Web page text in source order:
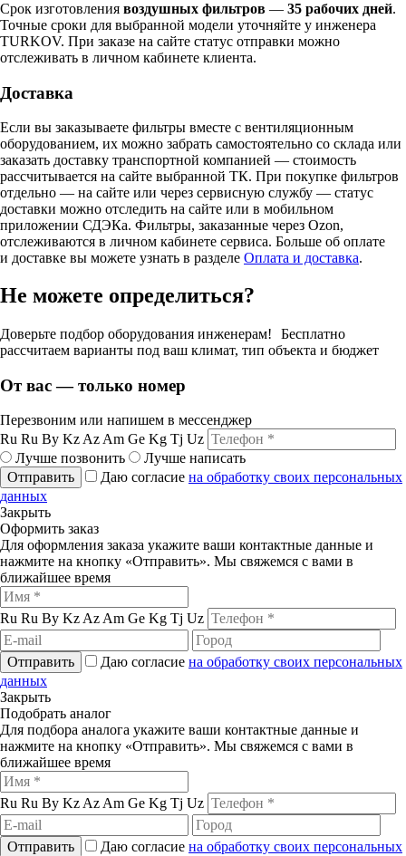
Срок изготовления воздушных фильтров — 35 рабочих дней.
Точные сроки для выбранной модели уточняйте у инженера
TURKOV. При заказе на сайте статус отправки можно
отслеживать в личном кабинете клиента.
Доставка
Если вы заказываете фильтры вместе с вентиляционным
оборудованием, их можно забрать самостоятельно со склада или
заказать доставку транспортной компанией — стоимость
рассчитывается на сайте выбранной ТК. При покупке фильтров
отдельно — на сайте или через сервисную службу — статус
доставки можно отследить на сайте или в мобильном
приложении СДЭКа. Фильтры, заказанные через Ozon,
отслеживаются в личном кабинете сервиса. Больше об оплате
и доставке вы можете узнать в разделе Оплата и доставка.
Не можете определиться?
Доверьте подбор оборудования инженерам! Бесплатно
рассчитаем варианты под ваш климат, тип объекта и бюджет
От вас — только номер
Перезвоним или напишем в мессенджер
Ru Ru By Kz Az Am Ge Kg Tj Uz
Лучше позвонить
Лучше написать
Отправить
Даю согласие на обработку своих персональных
данных
Закрыть
Оформить заказ
Для оформления заказа укажите ваши контактные данные и
нажмите на кнопку «Отправить». Мы свяжемся с вами в
ближайшее время
Ru Ru By Kz Az Am Ge Kg Tj Uz
Отправить Даю согласие на обработку своих персональных
данных
Закрыть
Подобрать аналог
Для подбора аналога укажите ваши контактные данные и
нажмите на кнопку «Отправить». Мы свяжемся с вами в
ближайшее время
Ru Ru By Kz Az Am Ge Kg Tj Uz
Отправить Даю согласие на обработку своих персональных